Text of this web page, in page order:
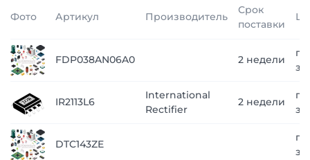
Фото Артикул Производитель
Срок
поставки
FDP038AN06A0 2 недели
по
IR2113L6
International
Rectifier
2 недели
по
DTC143ZE
по